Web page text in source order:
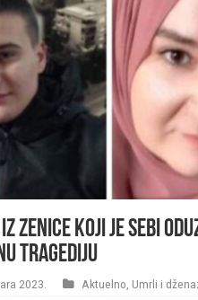
Zenice koji je sebi
tragediju
2023. Aktuelno Umrli i